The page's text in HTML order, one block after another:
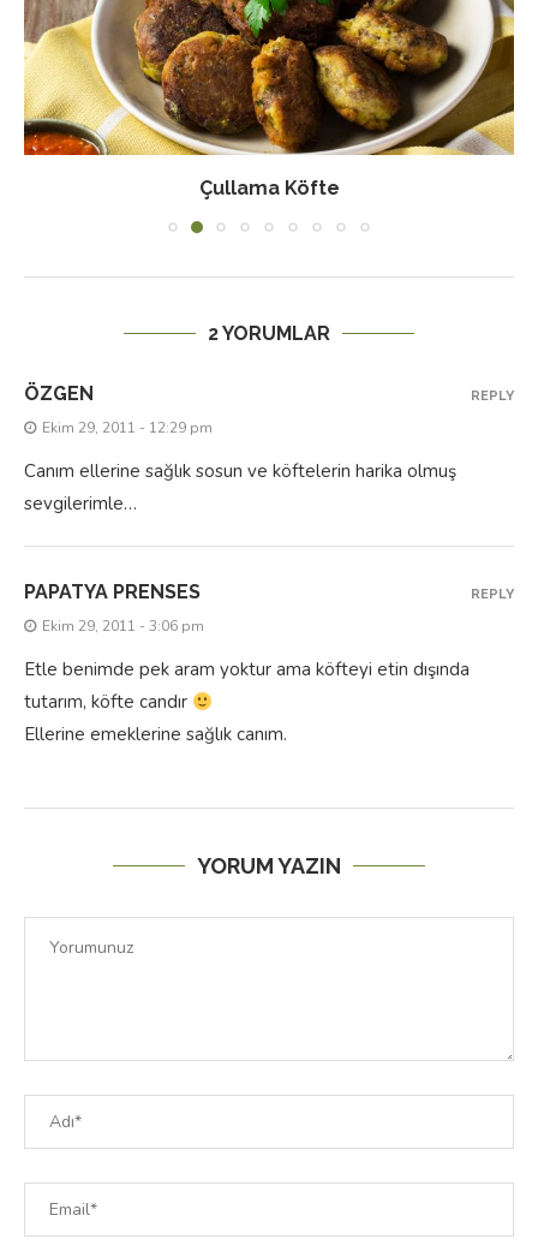
Çullama Köfte
2 YORUMLAR
ÖZGEN
Ekim 29, 2011 - 12:29 pm
Canım ellerine sağlık sosun ve köftelerin harika olmuş
sevgilerimle…
REPLY
PAPATYA PRENSES
Ekim 29, 2011 - 3:06 pm
Etle benimde pek aram yoktur ama köfteyi etin dışında
tutarım, köfte candır
Ellerine emeklerine sağlık canım.
REPLY
YORUM YAZIN